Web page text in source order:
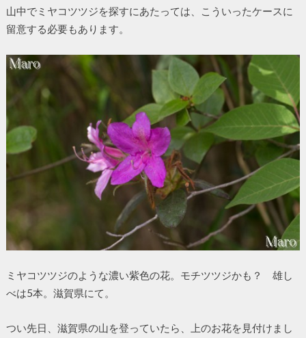
山中でミヤコツツジを探すにあたっては、こういったケースに
留意する必要もあります。
ミヤコツツジのような濃い紫色の花。モチツツジかも？ 雄し
べは5本。滋賀県にて。
つい先日、滋賀県の山を登っていたら、上のお花を見付けまし